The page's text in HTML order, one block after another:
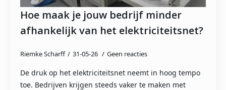
Hoe maak je jouw bedrijf minder
afhankelijk van het elektriciteitsnet?
Riemke Scharff 31-05-26 Geen reacties
De druk op het elektriciteitsnet neemt in hoog tempo
toe. Bedrijven krijgen steeds vaker te maken met